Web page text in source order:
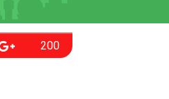
200